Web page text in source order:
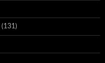
(131)